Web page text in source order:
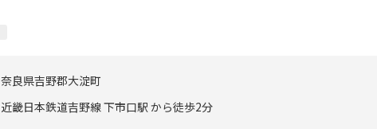
奈良県吉野郡大淀町
近畿日本鉄道吉野線 下市口駅 から徒歩2分